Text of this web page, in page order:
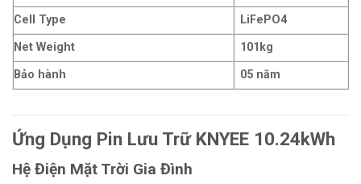
Cell Type
LiFePO4
Net Weight
101kg
Bảo hành
05 năm
Ứng Dụng Pin Lưu Trữ KNYEE 10.24kWh
Hệ Điện Mặt Trời Gia Đình